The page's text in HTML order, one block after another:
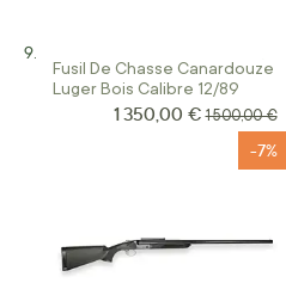
Fusil De Chasse Canardouze
Luger Bois Calibre 12/89
Prix Spécial
1 350,00 € Prix normal
1 500,00 €
-7%